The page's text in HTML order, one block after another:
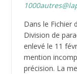
Dans le Fichier
Division de
enlevé le 11
mention
précision. La